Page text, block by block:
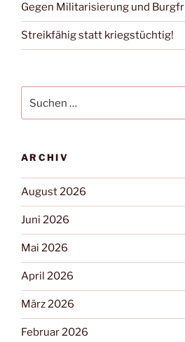
Gegen Militarisierung und
Streikfähig statt kriegstüchtig!
ARCHIV
August 2026
Juni 2026
Mai 2026
April 2026
März 2026
Februar 2026